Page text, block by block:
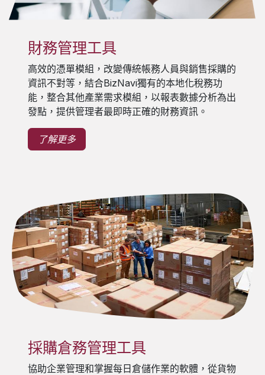
財務管理工具
高效的憑單模組，改變傳統帳務人員與銷售採購的
資訊不對等，結合BizNavi獨有的本地化稅務功
能，整合其他產業需求模組，以報表數據分析為出
發點，提供管理者最即時正確的財務資訊。
了解更多
採購倉務管理工具
協助企業管理和掌握每日倉儲作業的軟體，從貨物